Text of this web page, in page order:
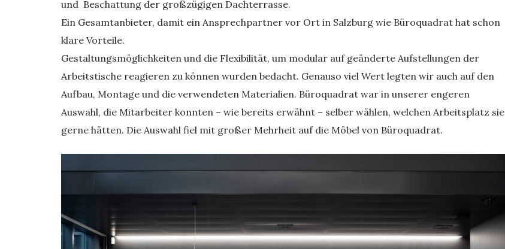
und Beschattung der großzügigen Dachterrasse.
Ein Gesamtanbieter, damit ein Ansprechpartner vor Ort in Salzburg wie Büroquadrat hat schon
klare Vorteile.
Gestaltungsmöglichkeiten und die Flexibilität, um modular auf geänderte Aufstellungen der
Arbeitstische reagieren zu können wurden bedacht. Genauso viel Wert legten wir auch auf den
Aufbau, Montage und die verwendeten Materialien. Büroquadrat war in unserer engeren
Auswahl, die Mitarbeiter konnten – wie bereits erwähnt – selber wählen, welchen Arbeitsplatz sie
gerne hätten. Die Auswahl fiel mit großer Mehrheit auf die Möbel von Büroquadrat.